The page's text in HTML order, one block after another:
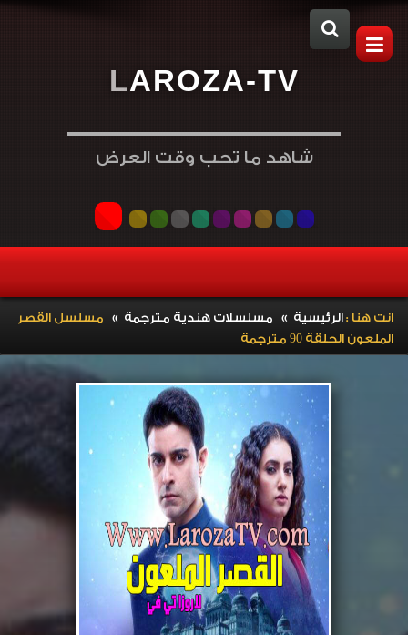
LAROZA-TV
شاهد ما تحب وقت العرض
انت هنا :الرئيسية » مسلسلات هندية مترجمة » مسلسل القصر
الملعون الحلقة 90 مترجمة